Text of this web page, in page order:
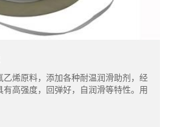
乙烯原料，添加各种耐温润滑助剂，经
高强度，回弹好，自润滑等特性。用